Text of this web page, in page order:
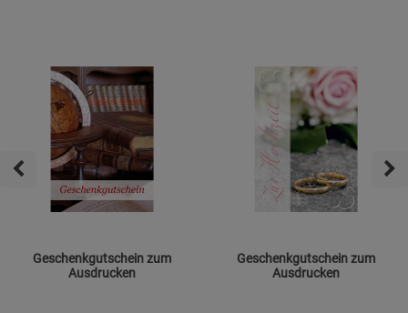
Geschenkgutschein zum
Ausdrucken
Geschenkgutschein zum
Ausdrucken